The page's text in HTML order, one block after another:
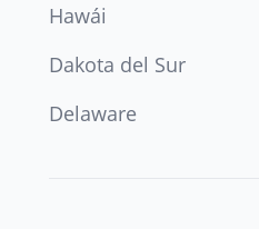
Hawái
Dakota del Sur
Delaware